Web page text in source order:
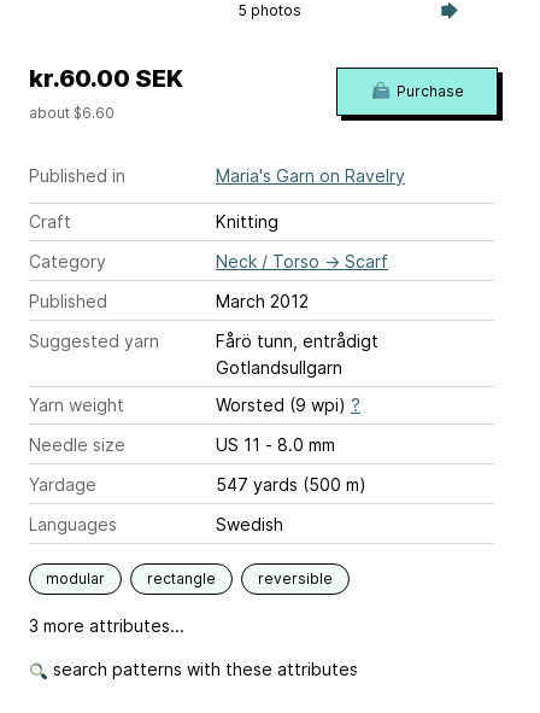
5 photos
Published in Maria's Garn on Ravelry
Craft
Knitting
Category
Neck / Torso → Scarf
Published
March 2012
Suggested yarn
Fårö tunn, entrådigt
Gotlandsullgarn
Yarn weight
Worsted (9 wpi) ?
Needle size
US 11 - 8.0 mm
Yardage
547 yards (500 m)
Languages
Swedish
modular rectangle reversible
3 more attributes...
search patterns with these attributes
kr.60.00 SEK
about $6.60
Purchase